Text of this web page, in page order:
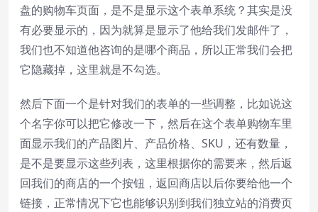
盘的购物车页面，是不是显示这个表单系统？其实是没
有必要显示的，因为就算是显示了他给我们发邮件了，
我们也不知道他咨询的是哪个商品，所以正常我们会把
它隐藏掉，这里就是不勾选。
然后下面一个是针对我们的表单的一些调整，比如说这
个名字你可以把它修改一下，然后在这个表单购物车里
面显示我们的产品图片、产品价格、SKU，还有数量，
是不是要显示这些列表，这里根据你的需要来，然后返
回我们的商店的一个按钮，返回商店以后你要给他一个
链接，正常情况下它也能够识别到我们独立站的消费页